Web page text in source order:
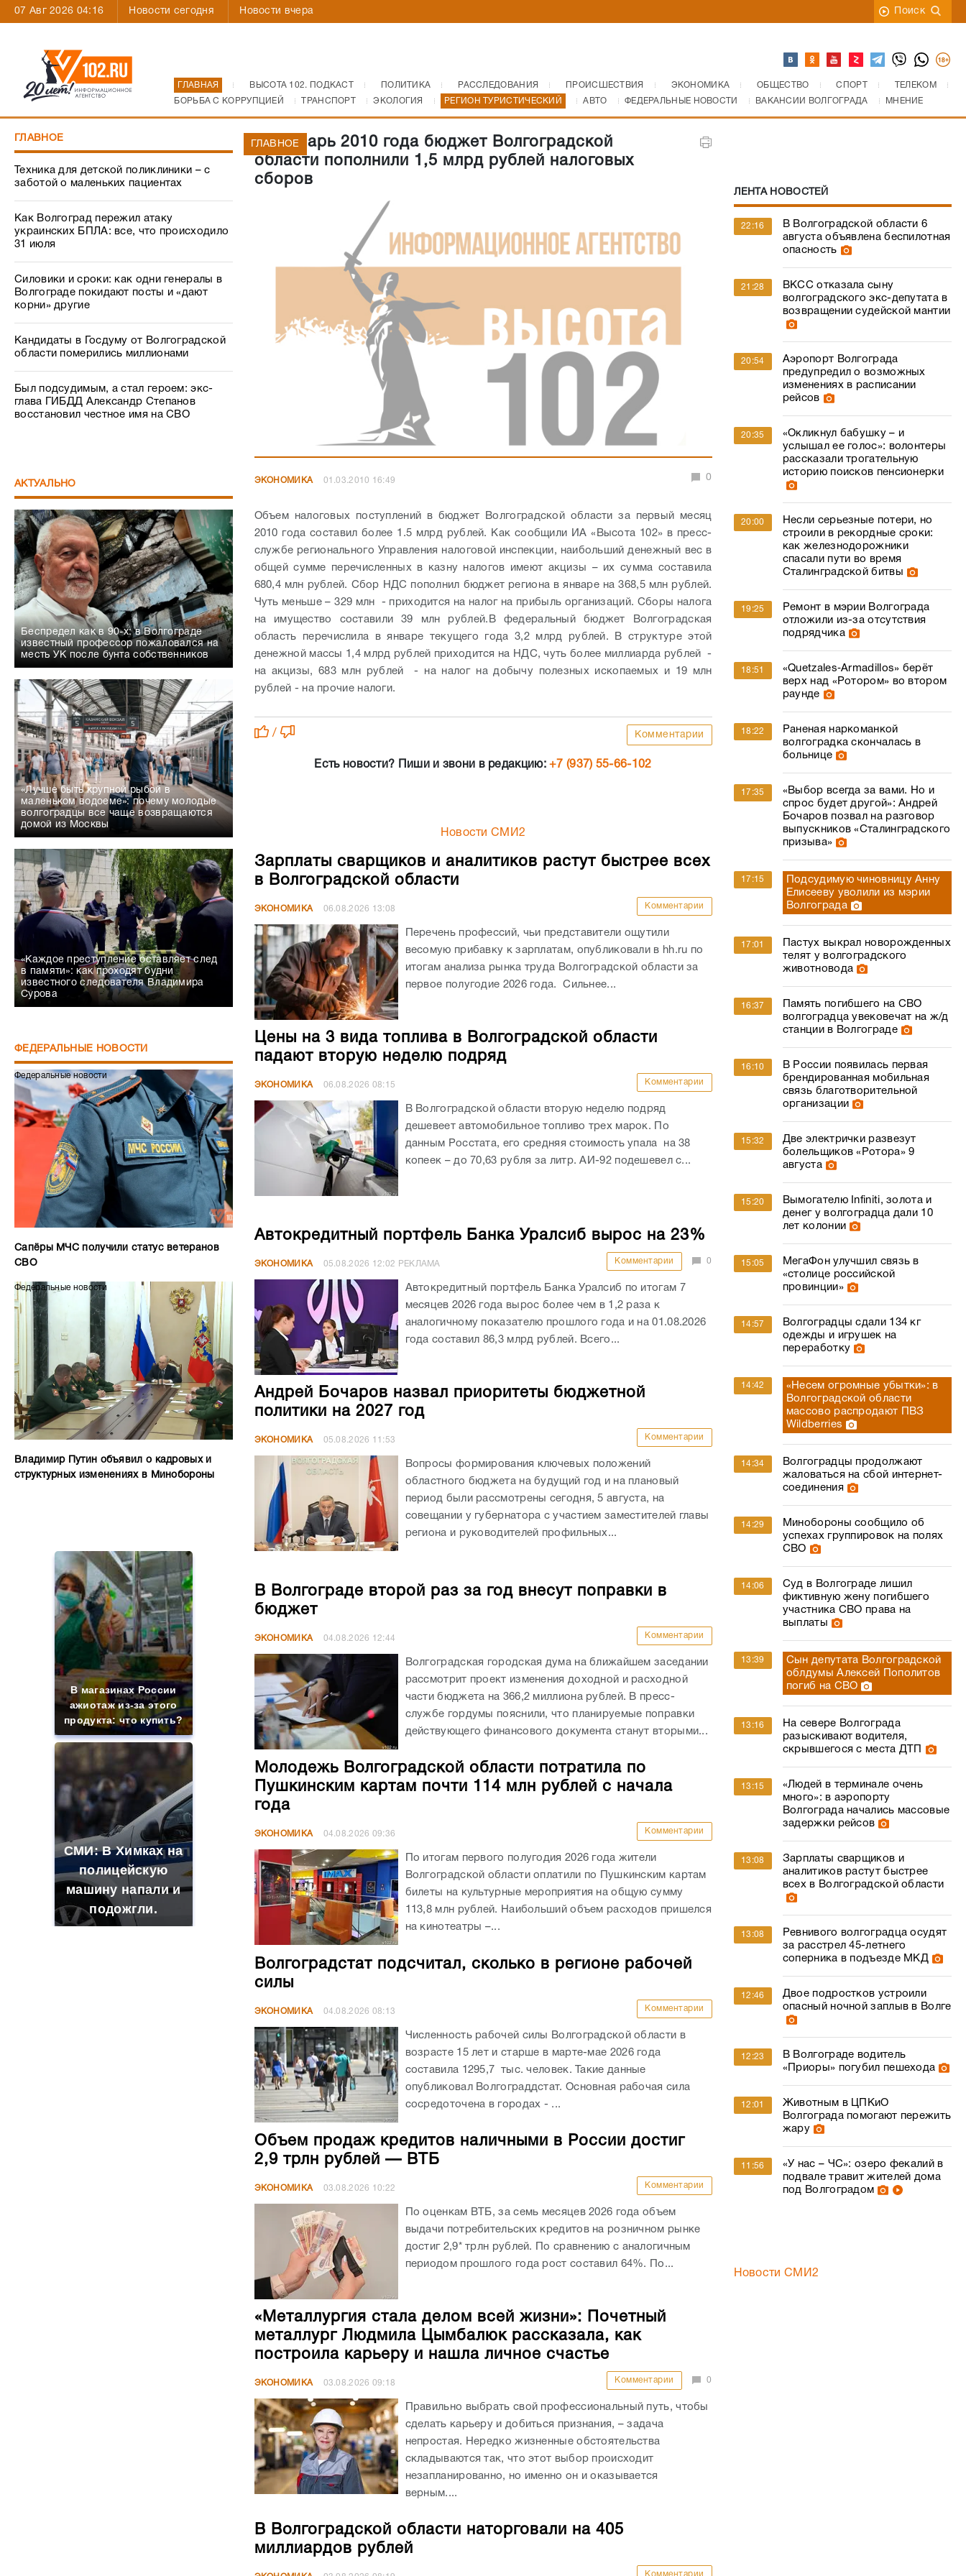
07 Авг 2026 04:16 Новости сегодня Новости вчера Поиск
ГЛАВНАЯ ВЫСОТА 102. ПОДКАСТ ПОЛИТИКА РАССЛЕДОВАНИЯ ПРОИСШЕСТВИЯ ЭКОНОМИКА ОБЩЕСТВО СПОРТ
ТЕЛЕКОМ
БОРЬБА С КОРРУПЦИЕЙ
ТРАНСПОРТ ЭКОЛОГИЯ РЕГИОН ТУРИСТИЧЕСКИЙ АВТО ФЕДЕРАЛЬНЫЕ НОВОСТИ ВАКАНСИИ ВОЛГОГРАДА МНЕНИЕ
ГЛАВНОЕ
Техника для детской поликлиники – с
заботой о маленьких пациентах
Как Волгоград пережил атаку
украинских БПЛА: все, что происходило
31 июля
Силовики и сроки: как одни генералы в
Волгограде покидают посты и «дают
корни» другие
Кандидаты в Госдуму от Волгоградской
области померились миллионами
Был подсудимым, а стал героем: экс-
глава ГИБДД Александр Степанов
восстановил честное имя на СВО
АКТУАЛЬНО
Беспредел как в 90-х: в Волгограде
известный профессор пожаловался на
месть УК после бунта собственников
«Лучше быть крупной рыбой в
маленьком водоеме»: почему молодые
волгоградцы все чаще возвращаются
домой из Москвы
«Каждое преступление оставляет след
в памяти»: как проходят будни
известного следователя Владимира
Сурова
ФЕДЕРАЛЬНЫЕ НОВОСТИ
Федеральные новости
Сапёры МЧС получили статус ветеранов
СВО
Федеральные новости
Владимир Путин объявил о кадровых и
структурных изменениях в Минобороны
В магазинах России
ажиотаж из-за этого
продукта: что купить?
СМИ: В Химках на
полицейскую
машину напали и
подожгли.
За январь 2010 года бюджет Волгоградской
области пополнили 1,5 млрд рублей налоговых
сборов
ГЛАВНОЕ
ЭКОНОМИКА 01.03.2010 16:49 0
Объем налоговых поступлений в бюджет Волгоградской области за первый месяц
2010 года составил более 1.5 млрд рублей. Как сообщили ИА «Высота 102» в пресс-
службе регионального Управления налоговой инспекции, наибольший денежный вес в
общей сумме перечисленных в казну налогов имеют акцизы – их сумма составила
680,4 млн рублей. Сбор НДС пополнил бюджет региона в январе на 368,5 млн рублей.
Чуть меньше – 329 млн - приходится на налог на прибыль организаций. Сборы налога
на имущество составили 39 млн рублей. В федеральный бюджет Волгоградская
область перечислила в январе текущего года 3,2 млрд рублей. В структуре этой
денежной массы 1,4 млрд рублей приходится на НДС, чуть более миллиарда рублей -
на акцизы, 683 млн рублей - на налог на добычу полезных ископаемых и 19 млн
рублей - на прочие налоги.
/ Комментарии
Есть новости? Пиши и звони в редакцию:+7 (937) 55-66-102
Новости СМИ2
Зарплаты сварщиков и аналитиков растут быстрее всех
в Волгоградской области
ЭКОНОМИКА 06.08.2026 13:08 Комментарии
Перечень профессий, чьи представители ощутили
весомую прибавку к зарплатам, опубликовали в hh.ru по
итогам анализа рынка труда Волгоградской области за
первое полугодие 2026 года. Сильнее...
Цены на 3 вида топлива в Волгоградской области
падают вторую неделю подряд
ЭКОНОМИКА 06.08.2026 08:15 Комментарии
В Волгоградской области вторую неделю подряд
дешевеет автомобильное топливо трех марок. По
данным Росстата, его средняя стоимость упала на 38
копеек – до 70,63 рубля за литр. АИ-92 подешевел с...
Автокредитный портфель Банка Уралсиб вырос на 23%
ЭКОНОМИКА 05.08.2026 12:02 РЕКЛАМА Комментарии 0
Автокредитный портфель Банка Уралсиб по итогам 7
месяцев 2026 года вырос более чем в 1,2 раза к
аналогичному показателю прошлого года и на 01.08.2026
года составил 86,3 млрд рублей. Всего...
Андрей Бочаров назвал приоритеты бюджетной
политики на 2027 год
ЭКОНОМИКА 05.08.2026 11:53 Комментарии
Вопросы формирования ключевых положений
областного бюджета на будущий год и на плановый
период были рассмотрены сегодня, 5 августа, на
совещании у губернатора с участием заместителей главы
региона и руководителей профильных...
В Волгограде второй раз за год внесут поправки в
бюджет
ЭКОНОМИКА 04.08.2026 12:44 Комментарии
Волгоградская городская дума на ближайшем заседании
рассмотрит проект изменения доходной и расходной
части бюджета на 366,2 миллиона рублей. В пресс-
службе гордумы пояснили, что планируемые поправки
действующего финансового документа станут вторыми...
Молодежь Волгоградской области потратила по
Пушкинским картам почти 114 млн рублей с начала
года
ЭКОНОМИКА 04.08.2026 09:36 Комментарии
По итогам первого полугодия 2026 года жители
Волгоградской области оплатили по Пушкинским картам
билеты на культурные мероприятия на общую сумму
113,8 млн рублей. Наибольший объем расходов пришелся
на кинотеатры –...
Волгоградстат подсчитал, сколько в регионе рабочей
силы
ЭКОНОМИКА 04.08.2026 08:13 Комментарии
Численность рабочей силы Волгоградской области в
возрасте 15 лет и старше в марте-мае 2026 года
составила 1295,7 тыс. человек. Такие данные
опубликовал Волгограддстат. Основная рабочая сила
сосредоточена в городах - ...
Объем продаж кредитов наличными в России достиг
2,9 трлн рублей — ВТБ
ЭКОНОМИКА 03.08.2026 10:22 Комментарии
По оценкам ВТБ, за семь месяцев 2026 года объем
выдачи потребительских кредитов на розничном рынке
достиг 2,9* трлн рублей. По сравнению с аналогичным
периодом прошлого года рост составил 64%. По...
«Металлургия стала делом всей жизни»: Почетный
металлург Людмила Цымбалюк рассказала, как
построила карьеру и нашла личное счастье
ЭКОНОМИКА 03.08.2026 09:18 Комментарии 0
Правильно выбрать свой профессиональный путь, чтобы
сделать карьеру и добиться признания, – задача
непростая. Нередко жизненные обстоятельства
складываются так, что этот выбор происходит
незапланированно, но именно он и оказывается
верным....
В Волгоградской области наторговали на 405
миллиардов рублей
Комментарии
ЛЕНТА НОВОСТЕЙ
22:16
В Волгоградской области 6
августа объявлена беспилотная
опасность
21:28
ВКСС отказала сыну
волгоградского экс-депутата в
возвращении судейской мантии
20:54
Аэропорт Волгограда
предупредил о возможных
изменениях в расписании
рейсов
20:35
«Окликнул бабушку – и
услышал ее голос»: волонтеры
рассказали трогательную
историю поисков пенсионерки
20:00
Несли серьезные потери, но
строили в рекордные сроки:
как железнодорожники
спасали пути во время
Сталинградской битвы
19:25
Ремонт в мэрии Волгограда
отложили из-за отсутствия
подрядчика
18:51
«Quetzales‑Armadillos» берёт
верх над «Ротором» во втором
раунде
18:22
Раненая наркоманкой
волгоградка скончалась в
больнице
17:35
«Выбор всегда за вами. Но и
спрос будет другой»: Андрей
Бочаров позвал на разговор
выпускников «Сталинградского
призыва»
17:15
Подсудимую чиновницу Анну
Елисееву уволили из мэрии
Волгограда
17:01
Пастух выкрал новорожденных
телят у волгоградского
животновода
16:37
Память погибшего на СВО
волгоградца увековечат на ж/д
станции в Волгограде
16:10
В России появилась первая
брендированная мобильная
связь благотворительной
организации
15:32
Две электрички развезут
болельщиков «Ротора» 9
августа
15:20
Вымогателю Infiniti, золота и
денег у волгоградца дали 10
лет колонии
15:05
МегаФон улучшил связь в
«столице российской
провинции»
14:57
Волгоградцы сдали 134 кг
одежды и игрушек на
переработку
14:42
«Несем огромные убытки»: в
Волгоградской области
массово распродают ПВЗ
Wildberries
14:34
Волгоградцы продолжают
жаловаться на сбой интернет-
соединения
14:29
Минобороны сообщило об
успехах группировок на полях
СВО
14:06
Суд в Волгограде лишил
фиктивную жену погибшего
участника СВО права на
выплаты
13:39
Сын депутата Волгоградской
облдумы Алексей Пополитов
погиб на СВО
13:16
На севере Волгограда
разыскивают водителя,
скрывшегося с места ДТП
13:15
«Людей в терминале очень
много»: в аэропорту
Волгограда начались массовые
задержки рейсов
13:08
Зарплаты сварщиков и
аналитиков растут быстрее
всех в Волгоградской области
13:08
Ревнивого волгоградца осудят
за расстрел 45-летнего
соперника в подъезде МКД
12:46
Двое подростков устроили
опасный ночной заплыв в Волге
12:23
В Волгограде водитель
«Приоры» погубил пешехода
12:01
Животным в ЦПКиО
Волгограда помогают пережить
жару
11:56
«У нас – ЧС»: озеро фекалий в
подвале травит жителей дома
под Волгоградом
Новости СМИ2